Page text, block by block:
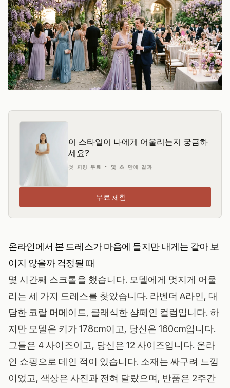
이 스타일이 나에게 어울리는지 궁금하
세요?
첫 피팅 무료 • 몇 초 만에 결과
무료 체험
온라인에서 본 드레스가 마음에 들지만 내게는 같아 보
이지 않을까 걱정될 때
몇 시간째 스크롤을 했습니다. 모델에게 멋지게 어울
리는 세 가지 드레스를 찾았습니다. 라벤더 A라인, 대
담한 코랄 머메이드, 클래식한 샴페인 컬럼입니다. 하
지만 모델은 키가 178cm이고, 당신은 160cm입니다.
그들은 4 사이즈이고, 당신은 12 사이즈입니다. 온라
인 쇼핑으로 데인 적이 있습니다. 소재는 싸구려 느낌
이었고, 색상은 사진과 전혀 달랐으며, 반품은 2주간